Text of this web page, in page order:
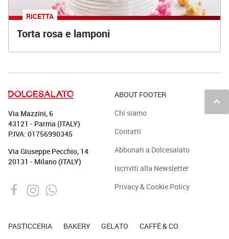
RICETTA
Torta rosa e lamponi
keyboard_arrow_up
Via Mazzini, 6
43121 - Parma (ITALY)
P.IVA: 01756990345
Via Giuseppe Pecchio, 14
20131 - Milano (ITALY)
ABOUT FOOTER
Chi siamo
Contatti
Abbonati a Dolcesalato
Iscriviti alla Newsletter
Privacy & Cookie Policy
PASTICCERIA BAKERY GELATO CAFFÈ & CO.